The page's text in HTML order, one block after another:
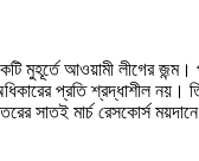
মুহূর্তে আওয়ামী লীগের
প্রতি শ্রদ্ধাশীল
সাতই মার্চ রেসকোর্স